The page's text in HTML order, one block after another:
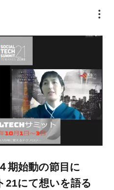
期始動の節目に
21にて想いを語る